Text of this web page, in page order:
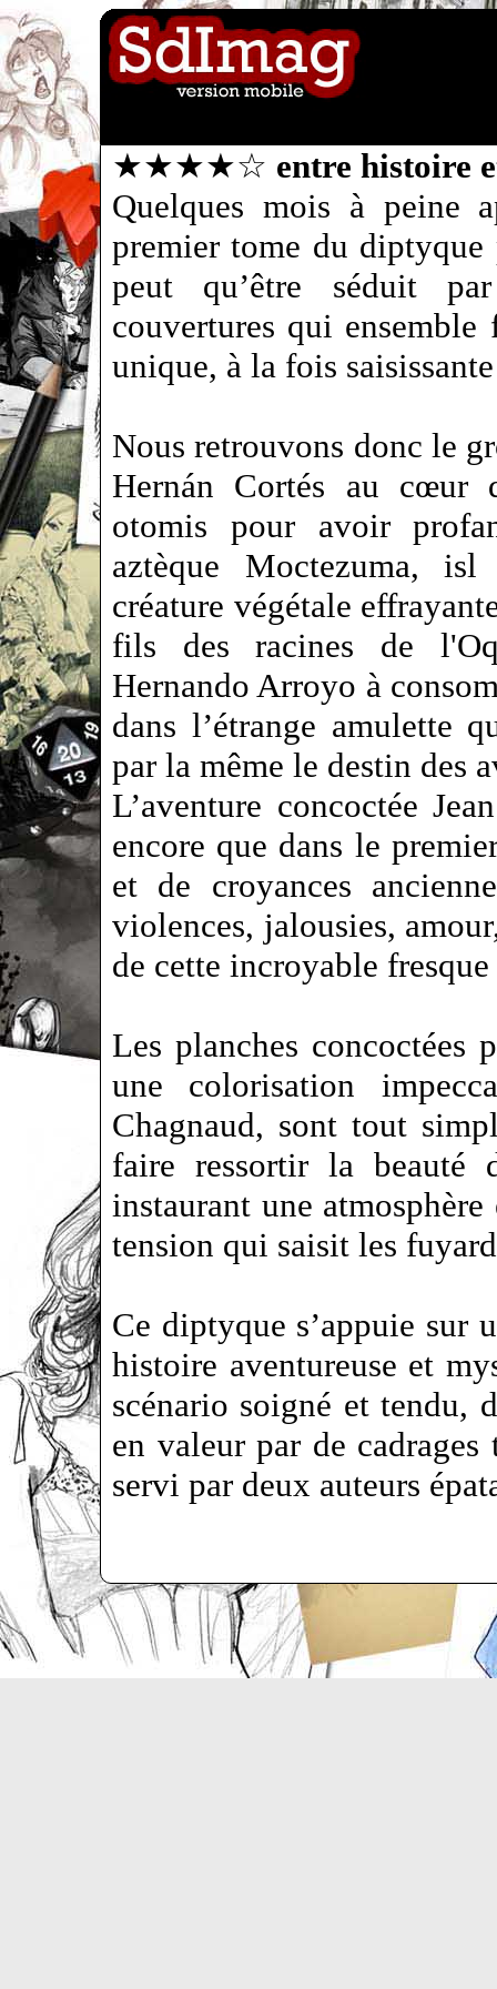
★★★★☆ entre histoire
Quelques mois à peine
premier tome du
peut qu’être séduit
couvertures qui
unique, à la fois
Nous retrouvons donc le
Hernán Cortés au cœur
otomis pour avoir
aztèque Moctezuma,
créature végétale
fils des racines de
Hernando Arroyo à
dans l’étrange amulette
par la même le destin des
L’aventure concoctée
encore que dans le
et de croyances
violences, jalousies,
de cette incroyable
Les planches concoctées
une colorisation
Chagnaud, sont tout
faire ressortir la beauté
instaurant une
tension qui saisit les
Ce diptyque s’appuie sur
histoire aventureuse et
scénario soigné et tendu,
en valeur par de
servi par deux auteurs